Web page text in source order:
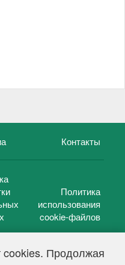
cookies. Продолжая
Контакты
Политика
использования
cookie-файлов